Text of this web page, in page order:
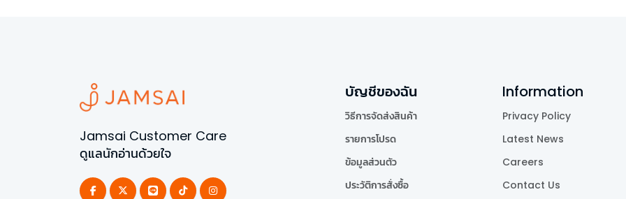
Jamsai Customer Care
ดูแลนักอ่านด้วยใจ
บัญชีของฉัน
วิธีการจัดส่งสินค้า
รายการโปรด
ข้อมูลส่วนตัว
ประวัติการสั่งซื้อ
Information
Privacy Policy
Latest News
Careers
Contact Us